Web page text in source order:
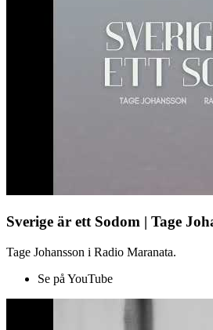
Sverige är ett Sodom | Tage
Tage Johansson i Radio Maranata.
Se på YouTube